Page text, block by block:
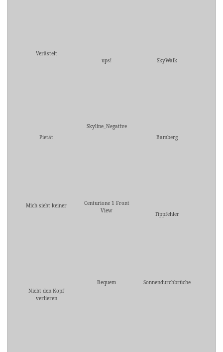
Verästelt
ups!
SkyWalk
Pietät
Skyline_Negative
Bamberg
Mich sieht keiner
Centurione 1 Front
View
Tippfehler
Nicht den Kopf
verlieren
Bequem Sonnendurchbrüche